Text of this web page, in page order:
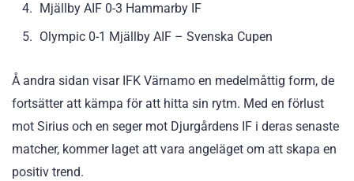
Mjällby AIF 0-3 Hammarby IF
Olympic 0-1 Mjällby AIF – Svenska Cupen
Å andra sidan visar IFK Värnamo en medelmåttig form, de
fortsätter att kämpa för att hitta sin rytm. Med en förlust
mot Sirius och en seger mot Djurgårdens IF i deras senaste
matcher, kommer laget att vara angeläget om att skapa en
positiv trend.